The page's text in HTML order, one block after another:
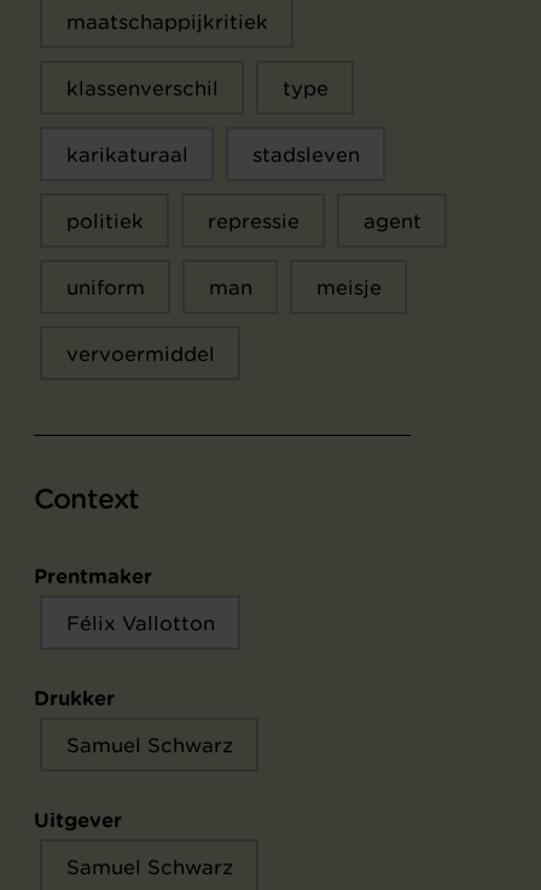
maatschappijkritiek
klassenverschil type
karikaturaal stadsleven
politiek repressie agent
uniform man meisje
vervoermiddel
Context
Prentmaker
Félix Vallotton
Drukker
Samuel Schwarz
Uitgever
Samuel Schwarz